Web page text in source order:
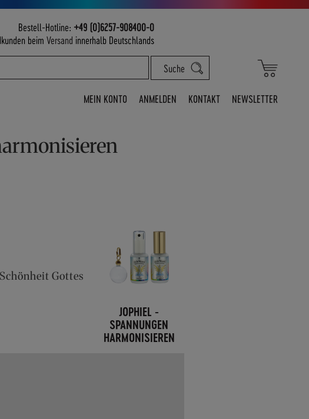
Mein
Bestell-Hotline: +49 (0)6257-908400-0
beim Versand innerhalb Deutschlands
Suche
MEIN KONTO ANMELDEN KONTAKT NEWSLETTER
Gottes
JOPHIEL -
SPANNUNGEN
HARMONISIEREN